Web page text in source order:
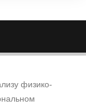
физико-